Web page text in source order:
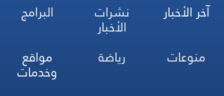
آخر الأخبار نشرات
الأخبار
البرامج
منوعات
رياضة مواقع
وخدمات